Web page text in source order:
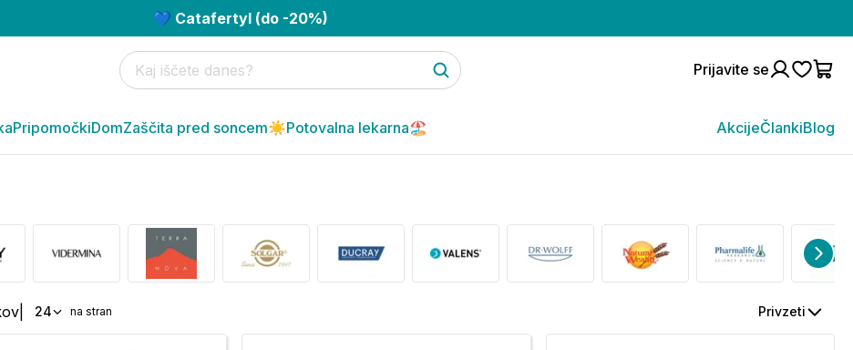
💙 Catafertyl (do -20%)
Prijavite se
PripomočkiDomZaščita pred soncem☀️Potovalna lekarna🏖️ AkcijeČlankiBlog
24 na stran Privzeti